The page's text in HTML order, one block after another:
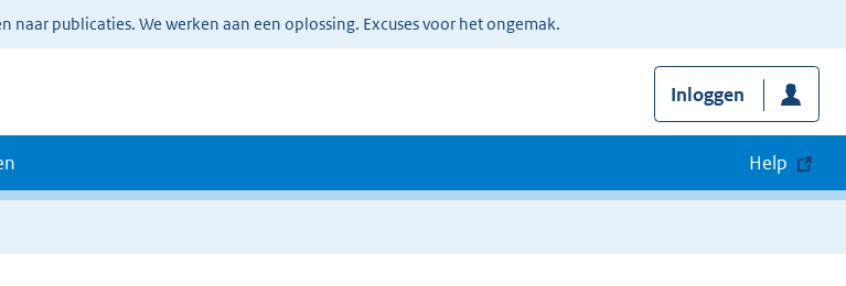
publicaties. We werken aan een oplossing. Excuses voor het ongemak.
Inloggen
Help